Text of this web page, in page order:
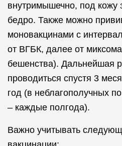
внутримышечно, под кожу
бедро. Также можно
моновакцинами с
от ВГБК, далее от
бешенства). Дальнейшая
проводиться спустя 3
год (в неблагополучных
– каждые полгода).
Важно учитывать